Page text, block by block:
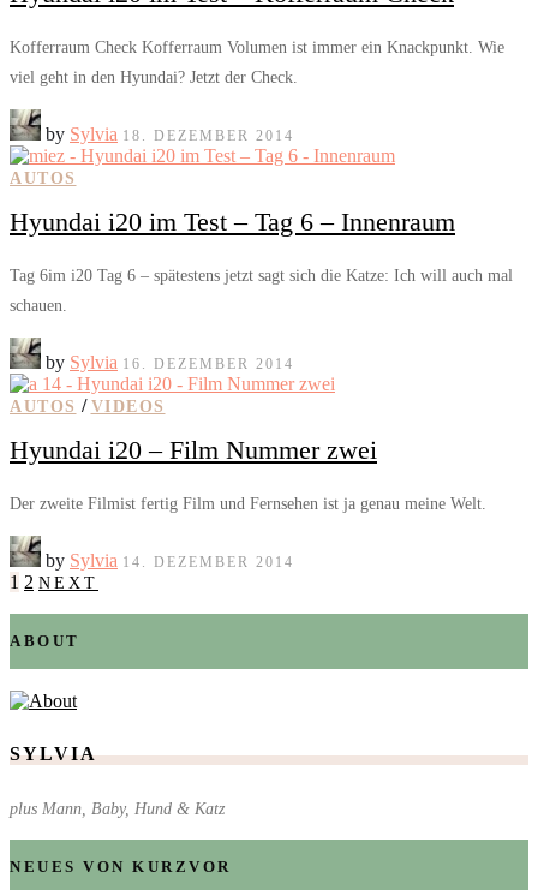
Kofferraum Check Kofferraum Volumen ist immer ein Knackpunkt. Wie
viel geht in den Hyundai? Jetzt der Check.
by Sylvia 18. DEZEMBER 2014
AUTOS
Hyundai i20 im Test – Tag 6 – Innenraum
Tag 6im i20 Tag 6 – spätestens jetzt sagt sich die Katze: Ich will auch mal
schauen.
by Sylvia 16. DEZEMBER 2014
AUTOS / VIDEOS
Hyundai i20 – Film Nummer zwei
Der zweite Filmist fertig Film und Fernsehen ist ja genau meine Welt.
by Sylvia 14. DEZEMBER 2014
1 2 NEXT
ABOUT
SYLVIA
plus Mann, Baby, Hund & Katz
NEUES VON KURZVOR